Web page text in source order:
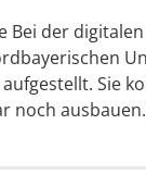
Bei der
Sie
noch